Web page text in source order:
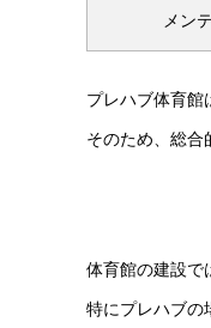
メン
プレハブ体育館
そのため、総合
体育館の建設で
特にプレハブの